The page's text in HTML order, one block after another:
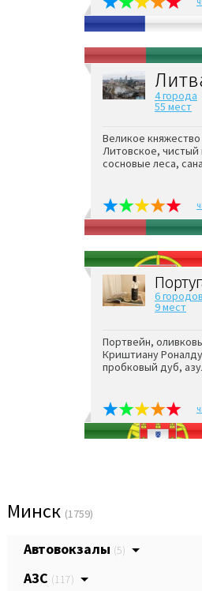
4 города
55 мест
Великое княжество
Литовское, чистый
сосновые леса,
6 городов
9 мест
Портвейн,
Криштиану
пробковый дуб,
Минск (1759)
Автовокзалы (5)
АЗС (117)